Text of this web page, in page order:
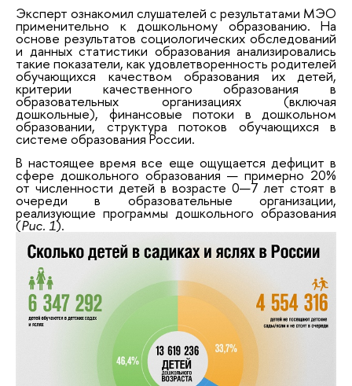
Эксперт ознакомил слушателей с результатами МЭО
применительно к дошкольному образованию. На
основе результатов социологических обследований
и данных статистики образования анализировались
такие показатели, как удовлетворенность родителей
обучающихся качеством образования их детей,
критерии качественного образования в
образовательных организациях (включая
дошкольные), финансовые потоки в дошкольном
образовании, структура потоков обучающихся в
системе образования России.
В настоящее время все еще ощущается дефицит в
сфере дошкольного образования — примерно 20%
от численности детей в возрасте 0—7 лет стоят в
очереди в образовательные организации,
реализующие программы дошкольного образования
(Рис. 1).